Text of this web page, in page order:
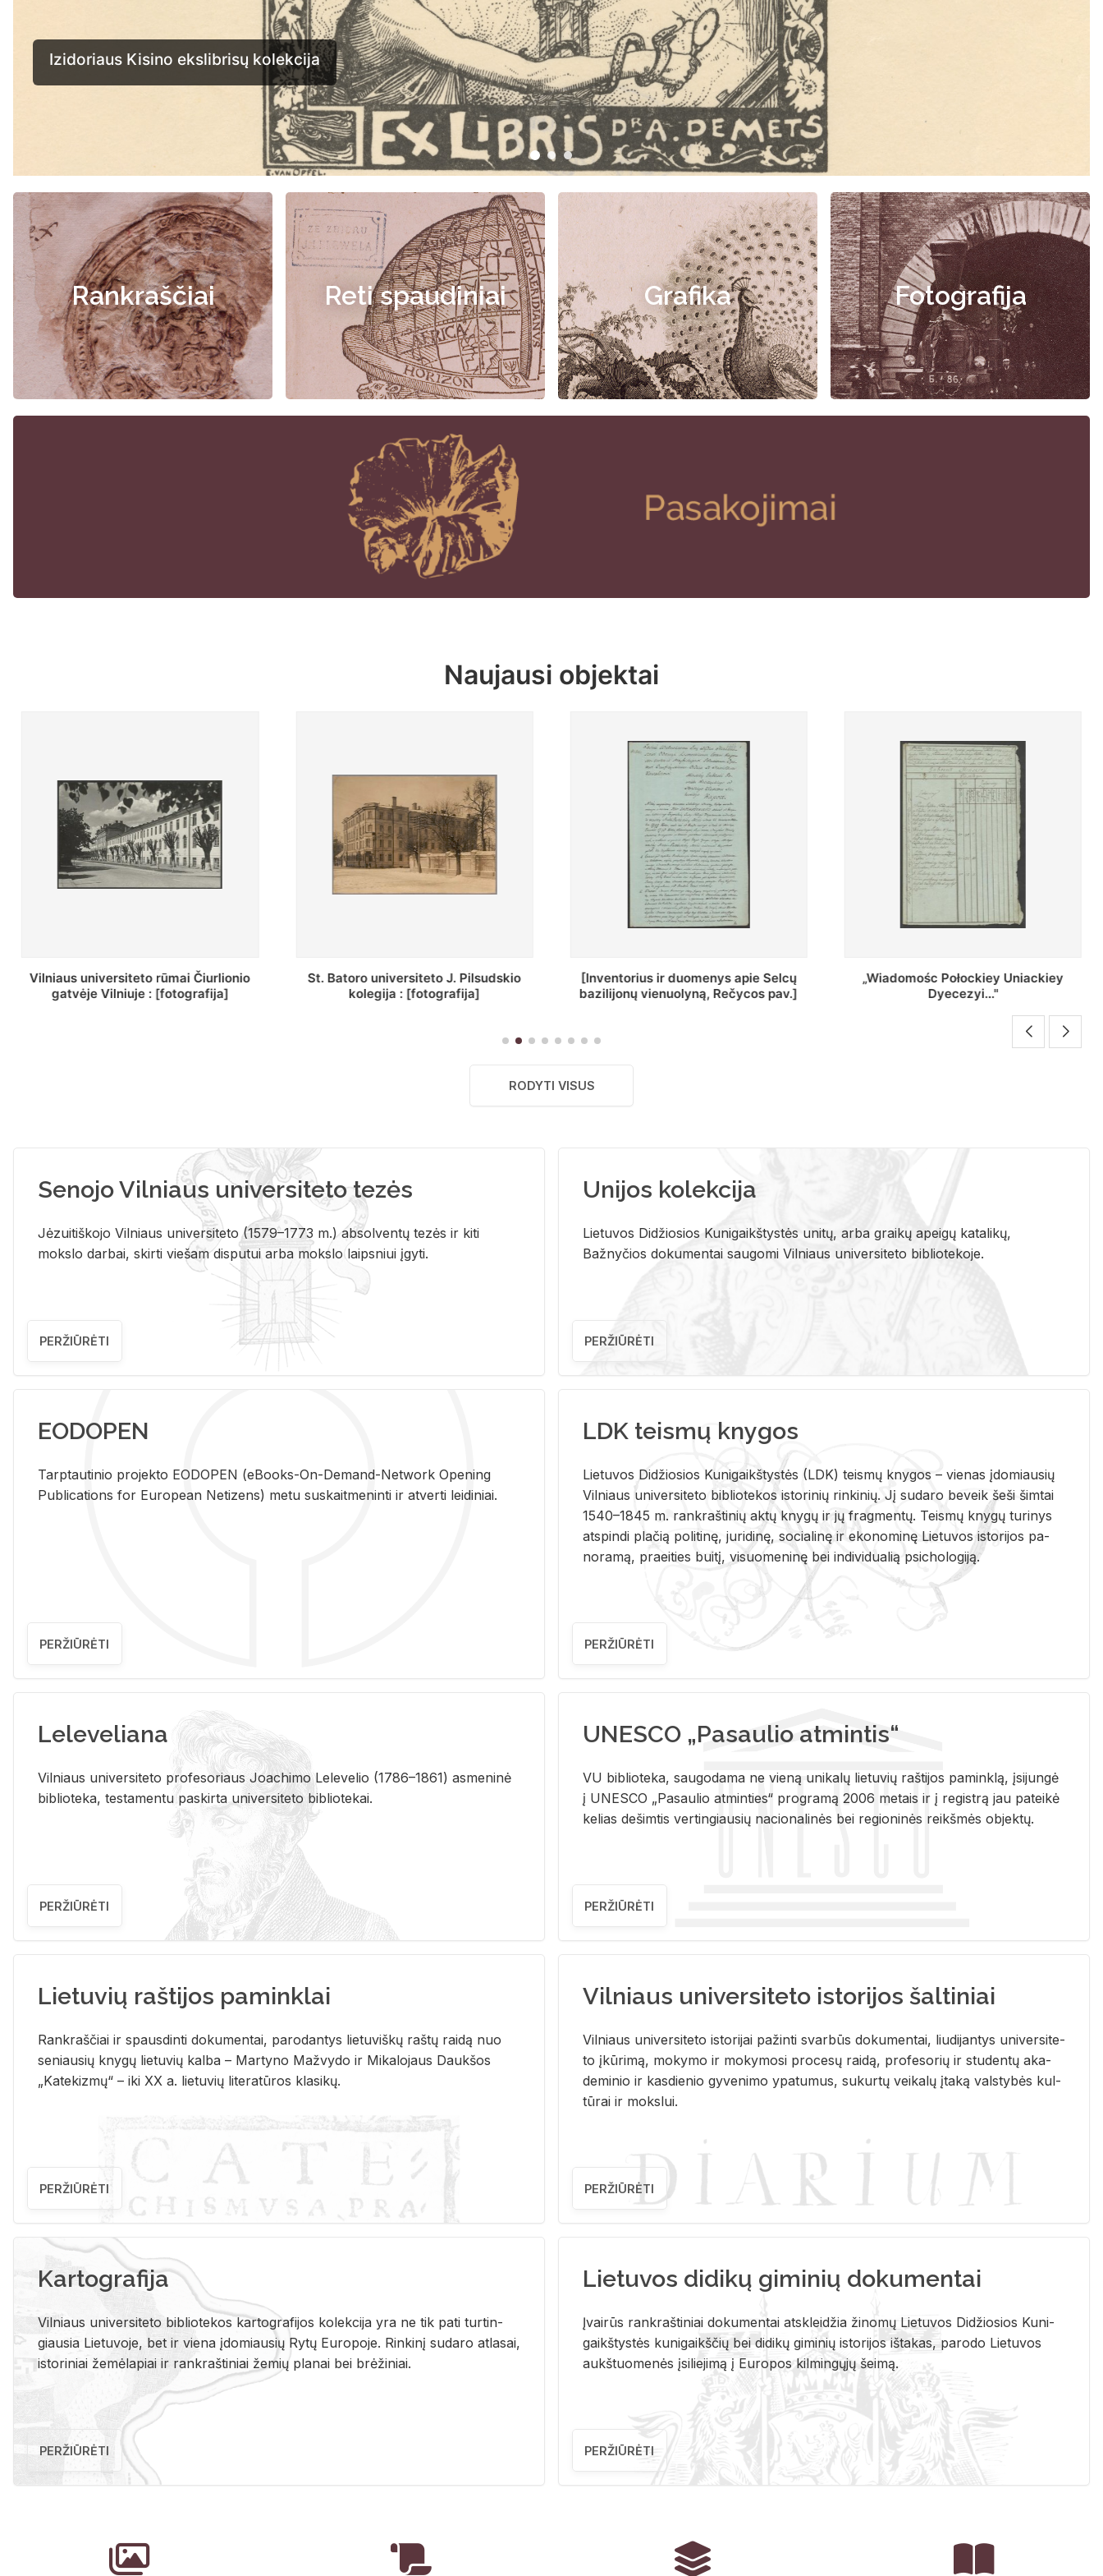
Rankraščiai Reti spaudiniai Grafika Fotografija
Naujausi objektai
St. Batoro universiteto J. Pilsudskio
kolegija : [fotografija]
[Inventorius ir duomenys apie Selcų
bazilijonų vienuolyną, Rečycos pav.]
„Wiadomośc Połockiey Uniackiey
Dyecezyi..."
Regestr Parochow Dekanatu
Brzeskiego
RODYTI VISUS
Senojo Vilniaus universiteto tezės
Jėzuitiškojo Vilniaus universiteto (1579–1773 m.) absolventų tezės ir kiti
mokslo darbai, skirti viešam disputui arba mokslo laipsniui įgyti.
PERŽIŪRĖTI
Unijos kolekcija
Lietuvos Didžiosios Kunigaikštystės unitų, arba graikų apeigų katalikų,
Bažnyčios dokumentai saugomi Vilniaus universiteto bibliotekoje.
PERŽIŪRĖTI
EODOPEN
Tarp­tau­ti­nio pro­jek­to EO­DO­PEN (eBo­oks-On-De­mand-Ne­twork Ope­ning
Pub­li­ca­tions for Eu­ro­pe­an Ne­ti­zens) metu su­skait­me­nin­ti ir at­ver­ti lei­di­niai.
PERŽIŪRĖTI
LDK teismų knygos
Lie­tu­vos Di­džio­sios Ku­ni­gaikš­tys­tės (LDK) teis­mų kny­gos – vie­nas įdo­miau­sių
Vil­niaus uni­ver­si­te­to bi­b­lio­te­kos is­to­ri­nių rin­ki­nių. Jį su­da­ro be­veik šeši šim­tai
1540–1845 m. rank­raš­ti­nių aktų kny­gų ir jų frag­men­tų. Teis­mų kny­gų tu­ri­nys
at­spin­di pla­čią po­li­ti­nę, ju­ri­di­nę, so­cia­li­nę ir eko­no­mi­nę Lie­tu­vos is­to­ri­jos pa­
no­ra­mą, pra­ei­ties bui­tį, vi­suo­me­ni­nę bei in­di­vi­dua­lią psi­cho­lo­gi­ją.
PERŽIŪRĖTI
Leleveliana
Vil­niaus uni­ver­si­te­to pro­fe­so­riaus Jo­a­chi­mo Le­le­ve­lio (1786–1861) as­me­ni­nė
bi­b­lio­te­ka, te­sta­men­tu pa­skir­ta uni­ver­si­te­to bi­b­lio­te­kai.
PERŽIŪRĖTI
UNESCO „Pasaulio atmintis“
VU biblioteka, saugodama ne vieną unikalų lietuvių raštijos paminklą, įsijungė
į UNESCO „Pasaulio atminties“ programą 2006 metais ir į registrą jau pateikė
kelias dešimtis vertingiausių nacionalinės bei regioninės reikšmės objektų.
PERŽIŪRĖTI
Lietuvių raštijos paminklai
Rank­raš­čiai ir spaus­din­ti do­ku­men­tai, pa­ro­dan­tys lie­tu­viš­kų raš­tų rai­dą nuo
se­niau­sių kny­gų lie­tu­vių kal­ba – Mar­ty­no Ma­žvy­do ir Mi­ka­lo­jaus Dauk­šos
„Ka­te­kiz­mų“ – iki XX a. lie­tu­vių li­te­ra­tū­ros kla­si­kų.
PERŽIŪRĖTI
Vilniaus universiteto istorijos šaltiniai
Vil­niaus uni­ver­si­te­to is­to­ri­jai pa­žin­ti svar­būs do­ku­men­tai, liu­di­jan­tys uni­ver­si­te­
to įkū­ri­mą, mo­ky­mo ir mo­ky­mo­si pro­ce­sų rai­dą, pro­fe­so­rių ir stu­den­tų aka­
de­mi­nio ir kas­die­nio gy­ve­ni­mo ypa­tu­mus, su­kur­tų vei­ka­lų įta­ką vals­ty­bės kul­
tū­rai ir moks­lui.
PERŽIŪRĖTI
Kartografija
Vil­niaus uni­ver­si­te­to bi­b­lio­te­kos kar­to­gra­fi­jos ko­lek­ci­ja yra ne tik pati tur­tin­
giau­sia Lie­tu­vo­je, bet ir vie­na įdo­miau­sių Rytų Eu­ro­po­je. Rin­ki­nį su­da­ro at­la­sai,
is­to­ri­niai že­mė­la­piai ir rank­raš­ti­niai že­mių pla­nai bei brė­ži­niai.
PERŽIŪRĖTI
Lietuvos didikų giminių dokumentai
Įvai­rūs rank­raš­ti­niai do­ku­men­tai at­sklei­džia ži­no­mų Lie­tu­vos Di­džio­sios Ku­ni­
gaikš­tys­tės ku­ni­gaikš­čių bei di­di­kų gi­mi­nių is­to­ri­jos iš­ta­kas, pa­ro­do Lie­tu­vos
aukš­tuo­me­nės įsi­lie­ji­mą į Eu­ro­pos kil­min­gų­jų šei­mą.
PERŽIŪRĖTI